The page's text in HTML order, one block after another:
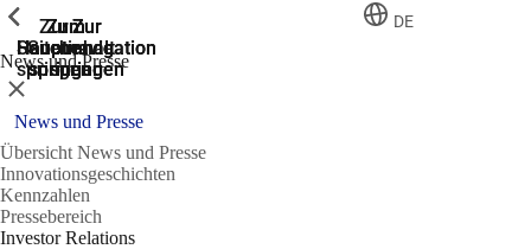
Zur
Suche
springen
Zur
Hauptnavigation
springen
Zur
Hauptnavigation
springen
Zum
Hauptinhalt
springen
Zum
Seitenende
springen
DE
News und Presse
Zeige vorherige
Schließen
News und Presse
Übersicht News und Presse
Innovationsgeschichten
Kennzahlen
Pressebereich
Investor Relations
Zeige vorherige
Zeige vorherige
Zeige vorherige